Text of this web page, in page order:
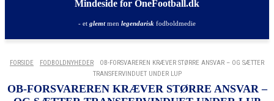
Mindeside for OneFootball.dk
- et glemtmen legendarisk fodboldmedie
FORSIDE FODBOLDNYHEDER
OB-FORSVAREREN KRÆVER STØRRE ANSVAR – OG SÆTTER
TRANSFERVINDUET UNDER LUP
OB-FORSVAREREN KRÆVER STØRRE ANSVAR –